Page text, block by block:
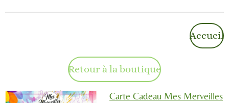
Accueil
Retour à la boutique
Carte Cadeau Mes Merveilles